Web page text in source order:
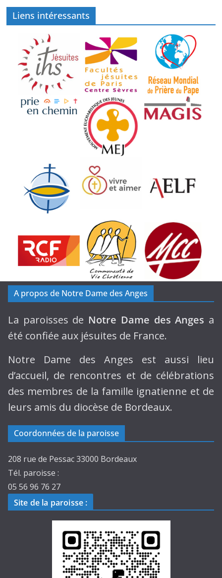
Liens intéressants
A propos de Notre Dame des Anges
La paroisses de Notre Dame des Anges a
été confiée aux jésuites de France.
Notre Dame des Anges est aussi lieu
d’accueil, de rencontres et de célébrations
des membres de la famille ignatienne et de
leurs amis du diocèse de Bordeaux.
Coordonnées de la paroisse
208 rue de Pessac 33000 Bordeaux
Tél. paroisse :
05 56 96 76 27
Site de la paroisse :